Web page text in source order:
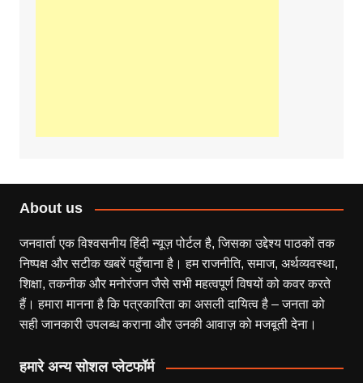
About us
जनवार्ता एक विश्वसनीय हिंदी न्यूज़ पोर्टल है, जिसका उद्देश्य पाठकों तक
निष्पक्ष और सटीक खबरें पहुँचाना है। हम राजनीति, समाज, अर्थव्यवस्था,
शिक्षा, तकनीक और मनोरंजन जैसे सभी महत्वपूर्ण विषयों को कवर करते
हैं। हमारा मानना है कि पत्रकारिता का असली दायित्व है – जनता को
सही जानकारी उपलब्ध कराना और उनकी आवाज़ को मजबूती देना।
हमारे अन्य सोशल प्लेटफॉर्म